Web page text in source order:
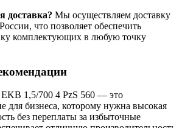
доставка? Мы осуществляем доставку
что позволяет обеспечить
комплектующих в любую точку
EKB 1,5/700 4 PzS 560 — это
для бизнеса, которому нужна высокая
без переплаты за избыточные